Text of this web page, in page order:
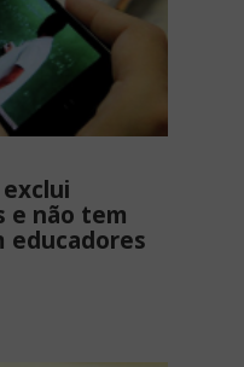
e não tem
educadores